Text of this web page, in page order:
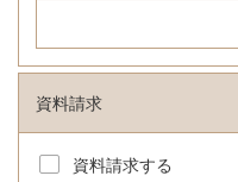
資料請求
資料請求する